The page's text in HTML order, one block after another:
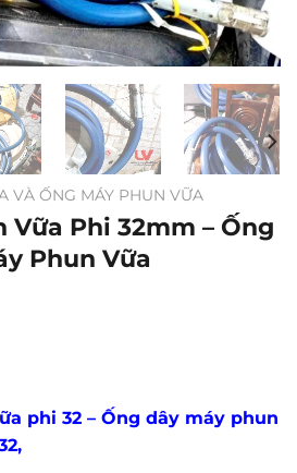
VÀ ỐNG MÁY PHUN VỮA
Vữa Phi 32mm – Ống
Phun Vữa
phi 32 – Ống dây máy phun
,